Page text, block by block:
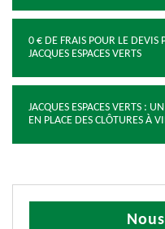
0 € DE FRAIS POUR LE DEVIS
JACQUES ESPACES VERTS
JACQUES ESPACES VERTS :
EN PLACE DES CLÔTURES À